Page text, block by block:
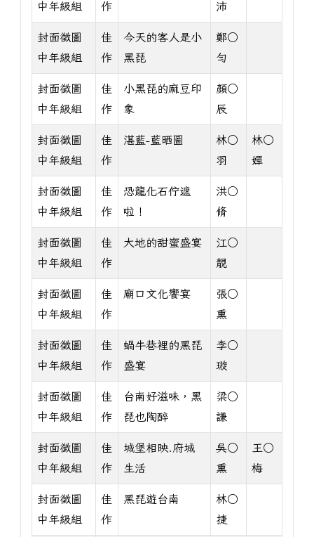
中年級組
作
沛
封面徵圖
中年級組
佳
作
今天的客人是小
黑琵
鄭○
勻
封面徵圖
中年級組
佳
作
小黑琵的麻豆印
象
顏○
辰
封面徵圖
中年級組
佳
作
湛藍-藍晒圖
林○
羽
林○
嬋
封面徵圖
中年級組
佳
作
恐龍化石佇遮
啦！
洪○
脩
封面徵圖
中年級組
佳
作
大地的甜蜜盛宴
江○
靚
封面徵圖
中年級組
佳
作
廟口文化饗宴
張○
熏
封面徵圖
中年級組
佳
作
蝸牛巷裡的黑琵
盛宴
李○
璇
封面徵圖
中年級組
佳
作
台南好滋味，黑
琵也陶醉
梁○
謙
封面徵圖
中年級組
佳
作
城堡相映.府城
生活
吳○
熏
王○
梅
封面徵圖
中年級組
佳
作
黑琵遊台南
林○
捷